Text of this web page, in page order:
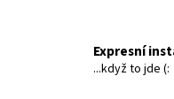
Expresní
...když to jde (: